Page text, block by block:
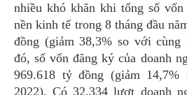
nhiều khó khăn khi tổng số
nền kinh tế trong 8 tháng đầu
đồng (giảm 38,3% so với cùng
đó, số vốn đăng ký của doanh
969.618 tỷ đồng (giảm
2022). Có 32.334 lượt doanh